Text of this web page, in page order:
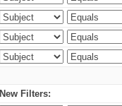
New Filters: